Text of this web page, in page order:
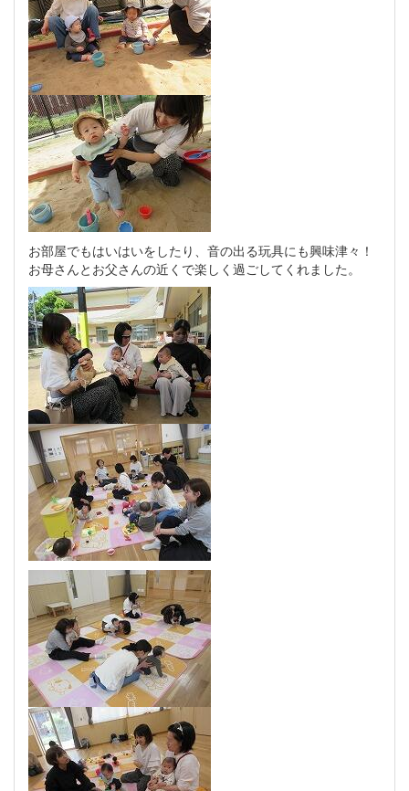
お部屋でもはいはいをしたり、音の出る玩具にも興味津々！
お母さんとお父さんの近くで楽しく過ごしてくれました。